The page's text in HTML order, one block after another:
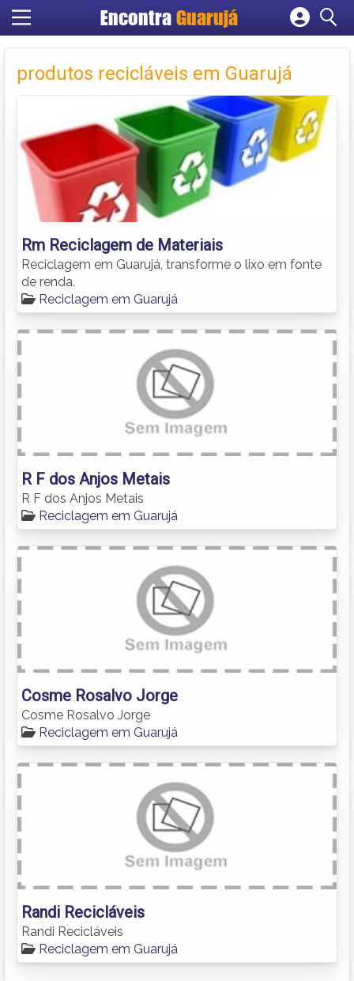
Encontra Guarujá
Cadastrar empresa
Criar conta
produtos recicláveis em Guarujá
Rm Reciclagem de Materiais
Reciclagem em Guarujá, transforme o lixo em fonte
de renda.
Reciclagem em Guarujá
R F dos Anjos Metais
R F dos Anjos Metais
Reciclagem em Guarujá
Cosme Rosalvo Jorge
Cosme Rosalvo Jorge
Reciclagem em Guarujá
Randi Recicláveis
Randi Recicláveis
Reciclagem em Guarujá